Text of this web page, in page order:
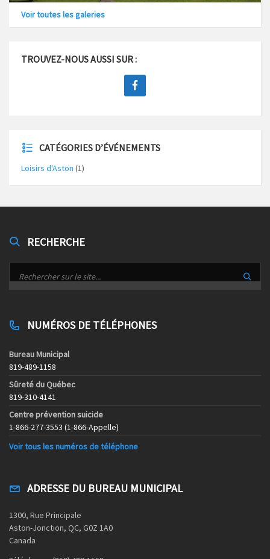
Voir toutes les galeries
TROUVEZ-NOUS AUSSI SUR :
CATÉGORIES D’ÉVÉNEMENTS
Loisirs d'Aston (1)
RECHERCHE
NUMÉROS DE TÉLÉPHONES
Bureau Municipal
819-489-1158
Sûreté du Québec
819-310-4141
Centre prévention suicide
1-866-277-3553 (1-866-Appelle)
Voir tous les numéros de téléphone
ADRESSE DU BUREAU MUNICIPAL
1300, Rue Principale
Aston-Jonction, QC, G0Z 1A0
Canada